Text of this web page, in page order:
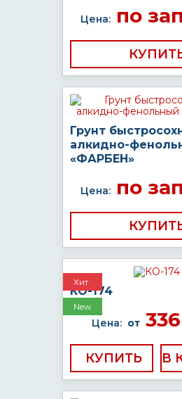
Цена:по
Грунт
алкидно-
«ФАРБЕН»
Цена:по
Хит
New
КО-174
Цена: от 336
КУПИТЬ